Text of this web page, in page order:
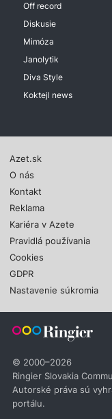
Off record
Diskusie
Mimóza
Janolytik
Diva Style
Koktejl news
Azet.sk
O nás
Kontakt
Reklama
Kariéra v Azete
Pravidlá používania
Cookies
GDPR
Nastavenie súkromia
© 2000–2026
Ringier Slovakia
Autorské práva sú
portálu.